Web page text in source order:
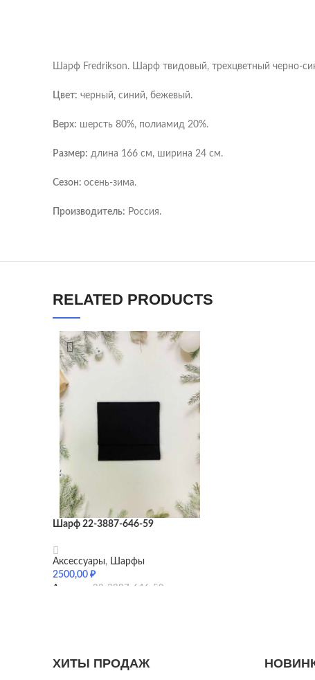
Шарф Fredrikson. Шарф твидовый, трехцветный черно-
Цвет: черный, синий, бежевый.
Верх: шерсть 80%, полиамид 20%.
Размер: длина 166 см, ширина 24 см.
Сезон: осень-зима.
Производитель: Россия.
RELATED PRODUCTS
Шарф 22-3887-646-59
Аксессуары, Шарфы
2500,00 ₽
Артикул: 22-3887-646-59
ХИТЫ ПРОДАЖ